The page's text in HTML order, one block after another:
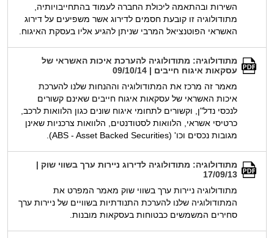
השירות ובהתאמה ליכולת החברה לעמוד בהתחייבויותיה,
מתודולוגיה זו קובעת חסמים לדירוג אשר משפיעים על דירוג
האשראי הפוטנציאל המרבי שניתן להגיע אליו בעסקת האיגוח.
מתודולוגיה: מתודולוגיה להערכת איכות האשראי של
עסקאות איגוח חייבים | 09/10/14
מאמר זה מרכז את המתודולוגיה וההנחות שלנו להערכת
איכות האשראי של עסקאות איגוח חייבים שאינם קשורים
לנכסי נדל"ן, וקשורים לתחומי איגוח שונים כגון הלוואות לרכב,
כרטיסי אשראי, הלוואות לסטודנטים, הלוואות צרכניות שאינן
מגובות נכסים וכו' (ABS - Asset Backed Securities).
מתודולוגיה: מתודולוגיה לדירוג ניירות ערך בשווי שוק |
17/09/13
מתודולוגיה ניירות ערך בשווי שוק מאמר המפרט את
המתודולוגיה שלנו להערכת התנודתיות בשוויים של ניירות ערך
סחירים המשמשים כבטוחות בעסקאות מובנות.